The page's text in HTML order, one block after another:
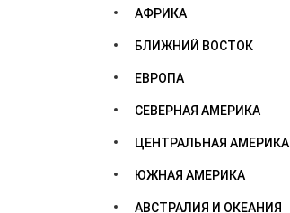
АФРИКА
БЛИЖНИЙ ВОСТОК
ЕВРОПА
СЕВЕРНАЯ АМЕРИКА
ЦЕНТРАЛЬНАЯ АМЕРИКА
ЮЖНАЯ АМЕРИКА
АВСТРАЛИЯ И ОКЕАНИЯ